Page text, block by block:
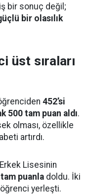
bir sonuç değil;
bir olasılık
üst sıraları
452’si
500 tam puan aldı.
olması, özellikle
artırdı.
Lisesinin
puanla doldu. İki
yerleşti.